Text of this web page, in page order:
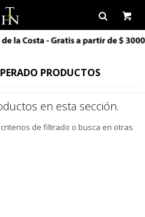
PRODUCTOS
en esta sección.
de filtrado o busca en otras